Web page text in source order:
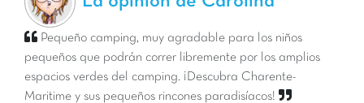
Pequeño camping, muy agradable para los niños
pequeños que podrán correr libremente por los amplios
espacios verdes del camping. ¡Descubra Charente-
Maritime y sus pequeños rincones paradisíacos!